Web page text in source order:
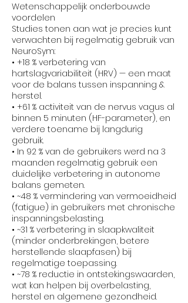
Wetenschappelijk onderbouwde
voordelen
Studies tonen aan wat je precies kunt
verwachten bij regelmatig gebruik van
NeuroSym:
• +18 % verbetering van
hartslagvariabiliteit (HRV) — een maat
voor de balans tussen inspanning &
herstel.
• +61 % activiteit van de nervus vagus al
binnen 5 minuten (HF-parameter), en
verdere toename bij langdurig
gebruik.
• In 92 % van de gebruikers werd na 3
maanden regelmatig gebruik een
duidelijke verbetering in autonome
balans gemeten.
• ~48 % vermindering van vermoeidheid
(fatigue) in gebruikers met chronische
inspanningsbelasting.
• ~31 % verbetering in slaapkwaliteit
(minder onderbrekingen, betere
herstellende slaapfasen) bij
regelmatige toepassing.
• ~78 % reductie in ontstekingswaarden,
wat kan helpen bij overbelasting,
herstel en algemene gezondheid.